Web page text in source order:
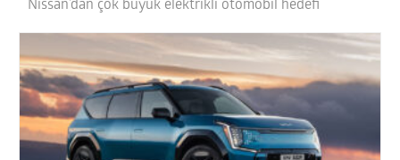
Nissan’dan çok büyük elektrikli otomobil hedefi